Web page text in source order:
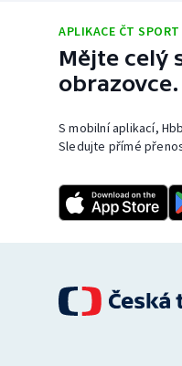
APLIKACE ČT SPORT
Mějte celý
obrazovce.
S mobilní aplikací,
Sledujte přímé